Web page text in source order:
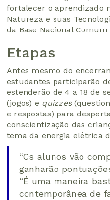
fortalecer o aprendizado
Natureza e suas
da Base Nacional
Etapas
Antes mesmo do
estudantes participarão
estenderão de 4 a 18 de
(jogos) e quizzes
e respostas) para
conscientização das
tema da energia elétrica
“Os alunos vão
ganharão
“É uma maneira
contemporânea de